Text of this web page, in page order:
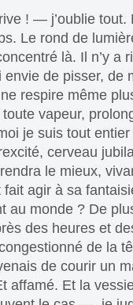
! — j’oublie tout.
Le rond de
là. Il n’y a
de pisser, de
respire même
vapeur,
je suis tout
cerveau
le mieux,
fait agir à sa
au monde ? De
des heures et
de la
de courir un
affamé. Et la